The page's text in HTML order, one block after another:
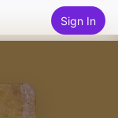
Sign In